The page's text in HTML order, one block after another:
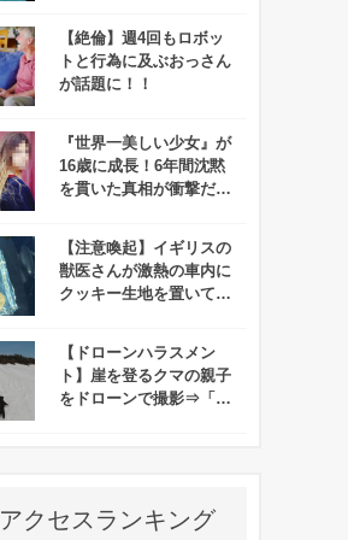
う、、」と話題に！
【絶倫】週4回もロボッ
トと行為に及ぶおっさん
が話題に！！
『世界一美しい少女』が
16歳に成長！6年間沈黙
を貫いた真相が衝撃だっ
【注意喚起】イギリスの
獣医さんが激熱の車内に
クッキー生地を置いてみ
り
【ドローンハラスメン
ト】崖を登るクマの親子
をドローンで撮影⇒「ク
アクセスランキング